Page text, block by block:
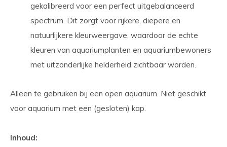
gekalibreerd voor een perfect uitgebalanceerd
spectrum. Dit zorgt voor rijkere, diepere en
natuurlijkere kleurweergave, waardoor de echte
kleuren van aquariumplanten en aquariumbewoners
met uitzonderlijke helderheid zichtbaar worden.
Alleen te gebruiken bij een open aquarium. Niet geschikt
voor aquarium met een (gesloten) kap.
Inhoud: